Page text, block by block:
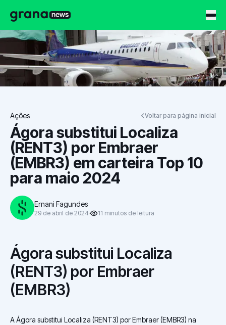
Grana News
Ações Voltar para página inicial
Ágora substitui Localiza
(RENT3) por Embraer
(EMBR3) em carteira Top 10
para maio 2024
Ernani Fagundes
29 de abril de 2024 11 minutos de leitura
Ágora substitui Localiza
(RENT3) por Embraer
(EMBR3)
A Ágora substitui Localiza (RENT3) por Embraer (EMBR3) na